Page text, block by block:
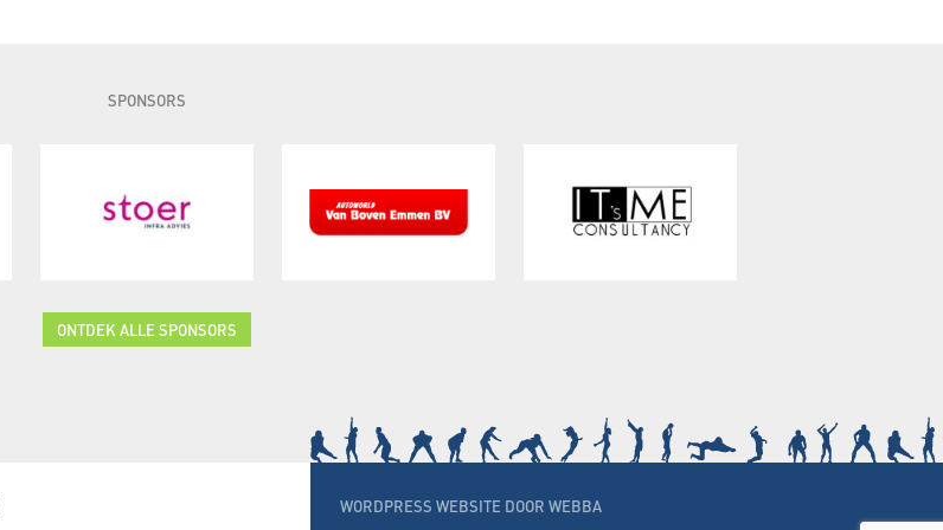
SPONSORS
ONTDEK ALLE SPONSORS
WORDPRESS WEBSITE DOOR WEBBA